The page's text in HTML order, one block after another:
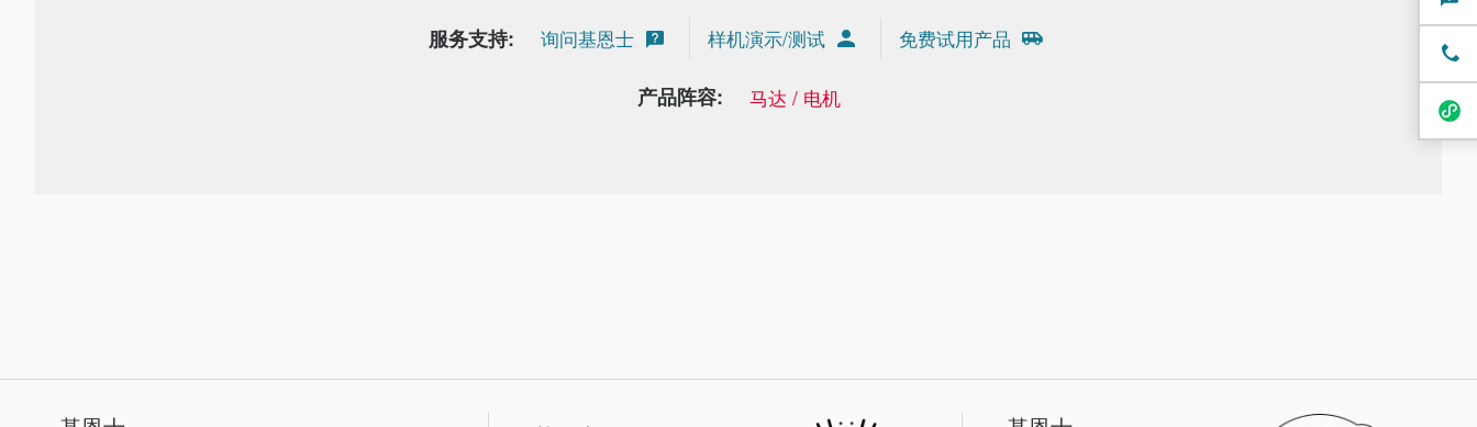
服务支持: 询问基恩士 样机演示/测试 免费试用产品
产品阵容: 马达 / 电机